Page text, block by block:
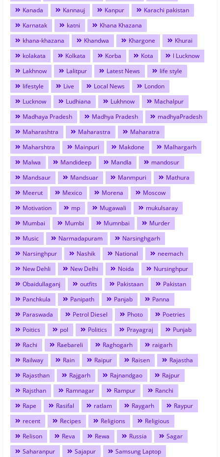
Kanada
Kannauj Kanpur
Karachi pakistan
Karnatak
katni
Khana Khazana
khana-khazana
Khandwa Khargone
Khurai
kolakata
Kolkata Korba Kota
l Lucknow
Lakhnow
Lalitpur Latest News
life style
lifestyle
Live Local News
London
Lucknow
Ludhiana Lukhnow
Machalpur
Madhaya Pradesh
Madhya Pradesh
madhyaPradesh
Maharashtra
Maharastra
Maharatra
Maharshtra
Mainpuri Makdone
Malhargarh
Malwa
Mandideep Mandla
mandosur
Mandsaur
Mandsuar Manmpuri
Mathura
Meerut
Mexico Morena
Moscow
Motivation
mp Mugawali
mukulsaray
Mumbai
Mumbi Mumnbai
Murder
Music
Narmadapuram
Narsinghgarh
Narsinghpur
Nashik National
neemach
New Dehli
New Delhi Noida
Nursinghpur
Obaidullaganj
outfits Pakistaan
Pakistan
Panchkula
Panipath Panjab
Panna
Paraswada
Petrol Diesel Photo
Poetries
Poitics
pol Politics Prayagraj
Punjab
Rachi
Raebareli Raghogarh
raigarh
Railway
Rain Raipur Raisen
Rajastha
Rajasthan
Rajgarh Rajnandgao
Rajpur
Rajsthan
Ramnagar Rampur
Ranchi
Rape
Rasifal ratlam Raygarh
Raypur
recent
Recipes Religions
Religious
Relison
Reva Rewa Russia
Sagar
Saharanpur
Sajapur
Samsung Laptop